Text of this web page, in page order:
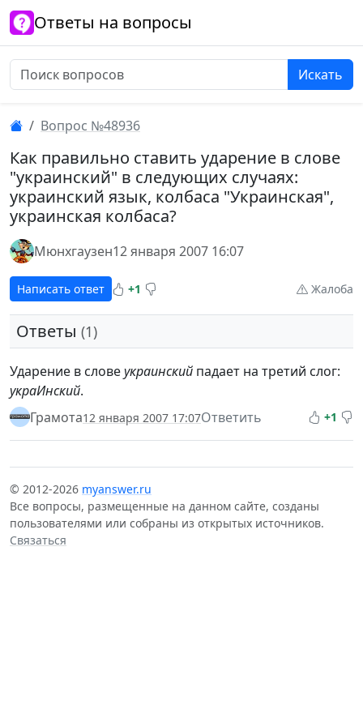
Ответы на вопросы
Искать
Вопрос №48936
Как правильно ставить ударение в слове
"украинский" в следующих случаях:
украинский язык, колбаса "Украинская",
украинская колбаса?
Мюнхгаузен12 января 2007 16:07
Написать ответ +1 Жалоба
Ответы (1)
Ударение в словеукраинский падает на третий слог:
украИнский.
Грамота12 января 2007 17:07Ответить +1
© 2012-2026 myanswer.ru
Все вопросы, размещенные на данном сайте, созданы
пользователями или собраны из открытых источников.
Связаться